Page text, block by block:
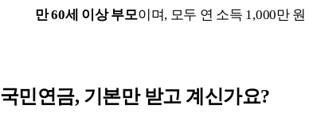
만 60세 이상 부모이며, 모두 연 소득 1,000만
국민연금, 기본만 받고 계신가요?